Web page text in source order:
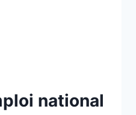
national